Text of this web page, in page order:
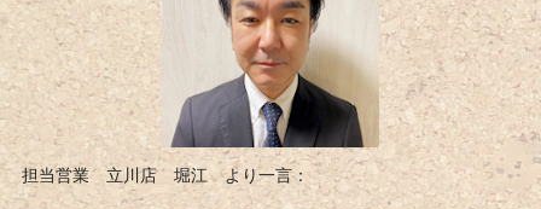
担当営業 立川店 堀江 より一言：